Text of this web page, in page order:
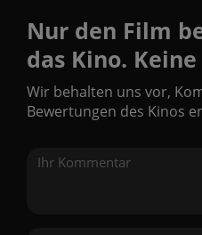
Nur den Film
das Kino.
Wir behalten uns vor,
Bewertungen des Kinos